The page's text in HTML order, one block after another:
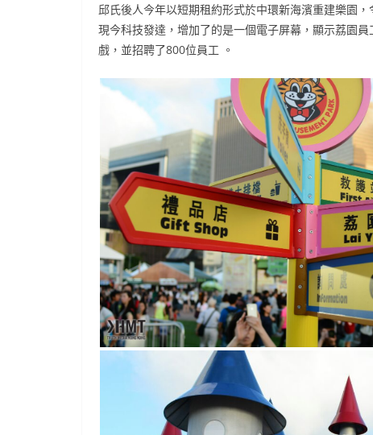
邱氏後人今年以短期租約形式於中環新海濱重建樂園
現今科技發達，增加了的是一個電子屏幕，顯示荔園
戲，並招聘了800位員工 。